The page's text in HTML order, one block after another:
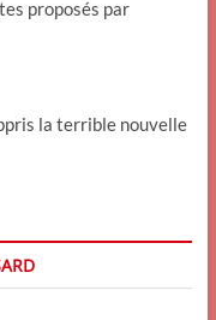
proposés par
la terrible nouvelle